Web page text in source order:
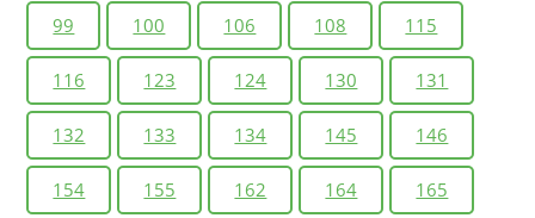
отношениях?
2. Подумайте, благодаря каким факторам Гражданская
война продлилась так долго и носила столь
кровопролитный характер.
99 100 106 108 115
116 123 124 130 131
132 133 134 145 146
154 155 162 164 165